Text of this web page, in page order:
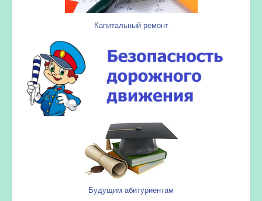
Капитальный ремонт
Будущим абитуриентам